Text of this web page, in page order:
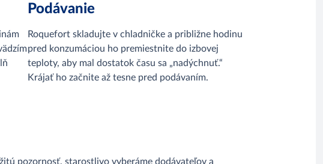
Podávanie
Roquefort skladujte v chladničke a približne hodinu
pred konzumáciou ho premiestnite do izbovej
teploty, aby mal dostatok času sa „nadýchnuť.“
Krájať ho začnite až tesne pred podávaním.
pozornosť, starostlivo vyberáme dodávateľov a